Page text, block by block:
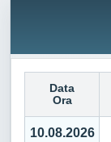
Data
Ora
10.08.2026